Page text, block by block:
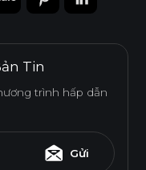
Tin
trình hấp dẫn
Gửi